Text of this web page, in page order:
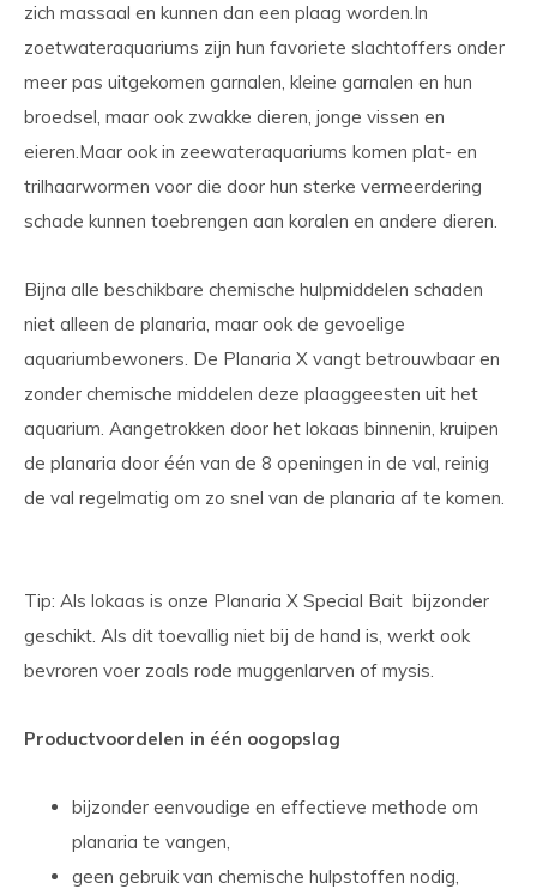
zich massaal en kunnen dan een plaag worden.In
zoetwateraquariums zijn hun favoriete slachtoffers onder
meer pas uitgekomen garnalen, kleine garnalen en hun
broedsel, maar ook zwakke dieren, jonge vissen en
eieren.Maar ook in zeewateraquariums komen plat- en
trilhaarwormen voor die door hun sterke vermeerdering
schade kunnen toebrengen aan koralen en andere dieren.
Bijna alle beschikbare chemische hulpmiddelen schaden
niet alleen de planaria, maar ook de gevoelige
aquariumbewoners. De Planaria X vangt betrouwbaar en
zonder chemische middelen deze plaaggeesten uit het
aquarium. Aangetrokken door het lokaas binnenin, kruipen
de planaria door één van de 8 openingen in de val, reinig
de val regelmatig om zo snel van de planaria af te komen.
Tip: Als lokaas is onze Planaria X Special Bait bijzonder
geschikt. Als dit toevallig niet bij de hand is, werkt ook
bevroren voer zoals rode muggenlarven of mysis.
Productvoordelen in één oogopslag
bijzonder eenvoudige en effectieve methode om
planaria te vangen,
geen gebruik van chemische hulpstoffen nodig,